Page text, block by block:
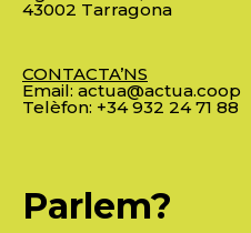
43002 Tarragona
CONTACTA’NS
Email: actua@actua.coop
Telèfon: +34 932 24 71 88
Parlem?